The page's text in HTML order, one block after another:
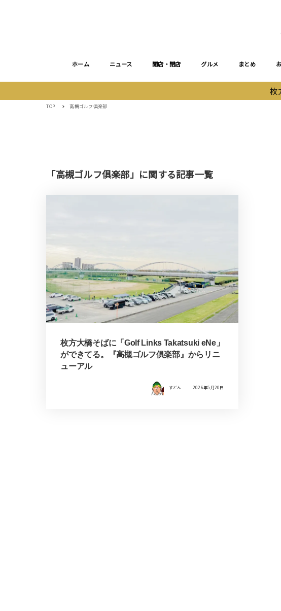
ホーム ニュース 開店・閉店 グルメ まとめ
枚
TOP 高槻ゴルフ俱楽部
「高槻ゴルフ俱楽部」に関する記事一覧
枚方大橋そばに「Golf Links Takatsuki eNe」
ができてる。『高槻ゴルフ俱楽部』からリニ
ューアル
すどん 2026年5月20日